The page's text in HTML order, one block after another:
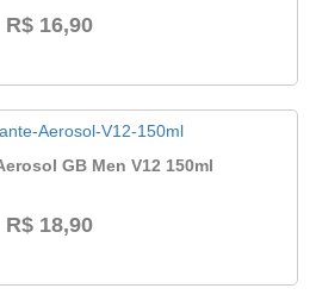
R$ 16,90
GB Men V12 150ml
R$ 18,90